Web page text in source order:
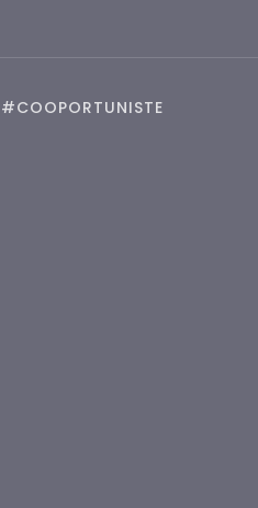
#COOPORTUNISTE